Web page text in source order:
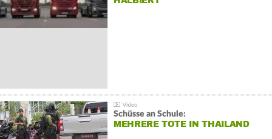
Schüsse an Schule:
MEHRERE TOTE IN THAILAND